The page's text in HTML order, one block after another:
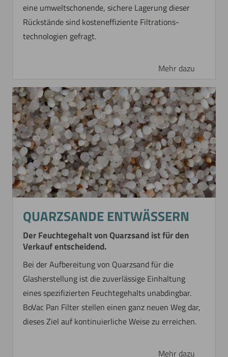
eine umweltschonende, sichere Lagerung dieser
Rückstände sind kosteneffiziente Filtrations­
technologien gefragt.
Mehr dazu
QUARZSANDE ENTWÄSSERN
Der Feuchtegehalt von Quarzsand ist für den
Verkauf entscheidend.
Bei der Aufbereitung von Quarzsand für die
Glasherstellung ist die zuverlässige Einhaltung
eines spezifizierten Feuchtegehalts unabdingbar.
BoVac Pan Filter stellen einen ganz neuen Weg dar,
dieses Ziel auf kontinuierliche Weise zu erreichen.
Mehr dazu
WASHING OF A
PHARMACEUTICAL IRON
HYDROXIDE
A pharmaceutical suspension is synthesized so
that a considerable amount of salt is formed
during neutralization. This microfine suspension
must be cleansed (washed out) of salt and
further concentrated.
Mehr dazu